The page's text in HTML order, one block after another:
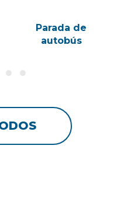
Parada de
autobús